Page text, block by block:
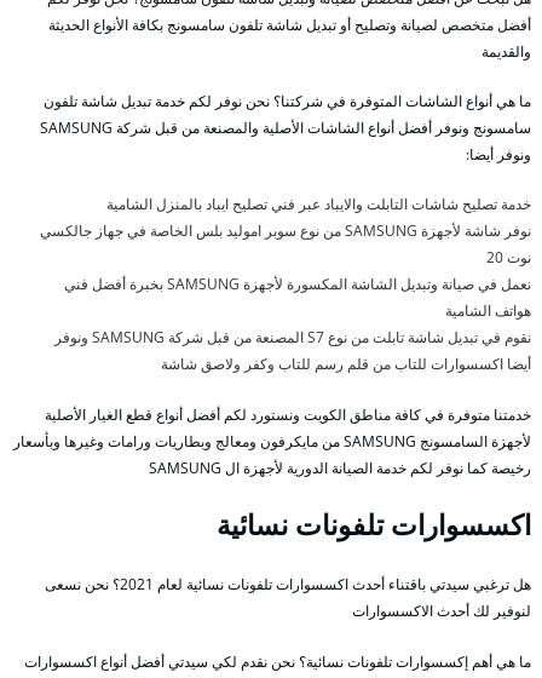
أفضل متخصص لصيانة وتصليح أو تبديل شاشة تلفون سامسونج بكافة الأنواع الحديثة
والقديمة
ما هي أنواع الشاشات المتوفرة في شركتنا؟ نحن نوفر لكم خدمة تبديل شاشة تلفون
سامسونج ونوفر أفضل أنواع الشاشات الأصلية والمصنعة من قبل شركة SAMSUNG
ونوفر أيضا:
خدمة تصليح شاشات التابلت والايباد عبر فني تصليح ايباد بالمنزل الشامية
نوفر شاشة لأجهزة SAMSUNG من نوع سوبر اموليد بلس الخاصة في جهاز جالكسي
نوت 20
نعمل في صيانة وتبديل الشاشة المكسورة لأجهزة SAMSUNG بخبرة أفضل فني
هواتف الشامية
نقوم في تبديل شاشة تابلت من نوع S7 المصنعة من قبل شركة SAMSUNG ونوفر
أيضا اكسسوارات للتاب من قلم رسم للتاب وكفر ولاصق شاشة
خدمتنا متوفرة في كافة مناطق الكويت ونستورد لكم أفضل أنواع قطع الغيار الأصلية
لأجهزة السامسونج SAMSUNG من مايكرفون ومعالج وبطاريات ورامات وغيرها وبأسعار
رخيصة كما نوفر لكم خدمة الصيانة الدورية لأجهزة ال SAMSUNG
اكسسوارات تلفونات نسائية
هل ترغبي سيدتي باقتناء أحدث اكسسوارات تلفونات نسائية لعام 2021؟ نحن نسعى
لنوفير لك أحدث الاكسسوارات
ما هي أهم إكسسوارات تلفونات نسائية؟ نحن نقدم لكي سيدتي أفضل أنواع اكسسوارات